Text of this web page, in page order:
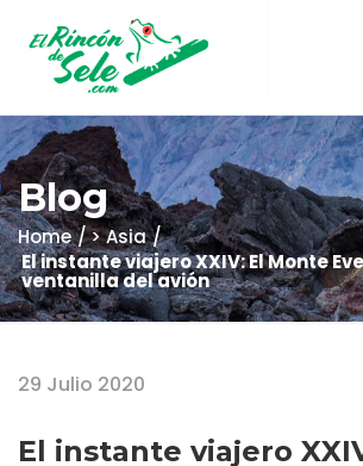
Blog
Home
> Asia
El instante viajero XXIV: El Monte
ventanilla del avión
29 Julio 2020
El instante viajero